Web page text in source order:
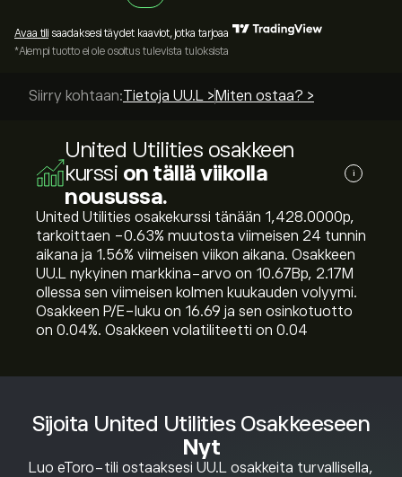
Sijoita United Utilities Osakkeeseen
Nyt
Luo eToro-tili ostaaksesi UU.L osakkeita turvallisella,
Avaa tili saadaksesi täydet kaaviot, jotka tarjoaa
*Aiempi tuotto ei ole osoitus tulevista tuloksista
Siirry kohtaan:Tietoja UU.L > Miten ostaa? >
United Utilities osakkeen
kurssi on tällä viikolla
nousussa.
i
United Utilities osakekurssi tänään 1,428.0000‎p‎,
tarkoittaen ‎-0.63‎% muutosta viimeisen 24 tunnin
aikana ja ‎1.56‎% viimeisen viikon aikana. Osakkeen
UU.L nykyinen markkina-arvo on 10.67B‎p‎, 2.17M
ollessa sen viimeisen kolmen kuukauden volyymi.
Osakkeen P/E-luku on 16.69 ja sen osinkotuotto
on 0.04%. Osakkeen volatiliteetti on 0.04